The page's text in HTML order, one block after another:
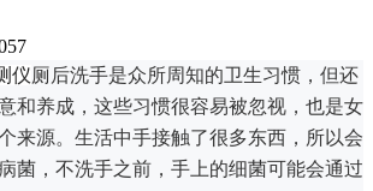
仪厕后洗手是众所周知的卫生习惯，但还
和养成，这些习惯很容易被忽视，也是女
来源。 生活中手接触了很多东西，所以会
菌，不洗手之前，手上的细菌可能会通过